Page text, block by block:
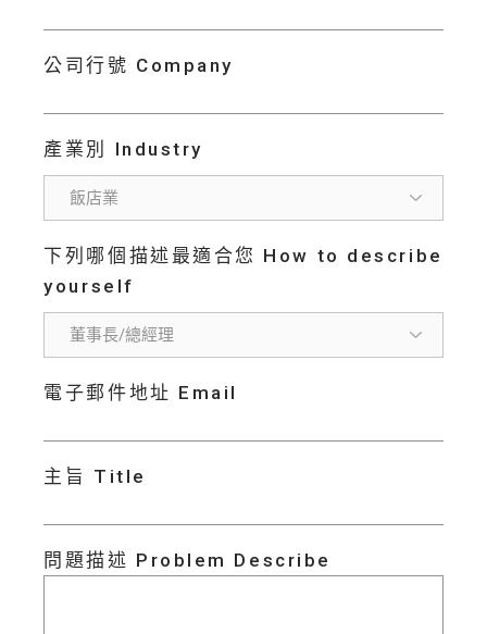
公司行號 Company
產業別 Industry
下列哪個描述最適合您 How to describe
yourself
電子郵件地址 Email
主旨 Title
問題描述 Problem Describe